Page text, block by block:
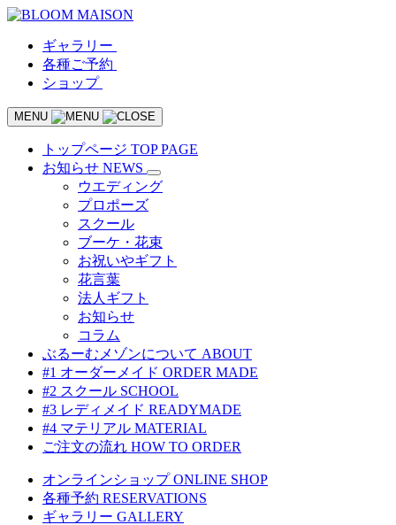
ギャラリー
各種ご予約
ショップ
MENU
トップページ TOP PAGE
お知らせ NEWS
ウエディング
プロポーズ
スクール
ブーケ・花束
お祝いやギフト
花言葉
法人ギフト
お知らせ
コラム
ぶるーむメゾンについて ABOUT
#1 オーダーメイド ORDER MADE
#2 スクール SCHOOL
#3 レディメイド READYMADE
#4 マテリアル MATERIAL
ご注文の流れ HOW TO ORDER
オンラインショップ ONLINE SHOP
各種予約 RESERVATIONS
ギャラリー GALLERY